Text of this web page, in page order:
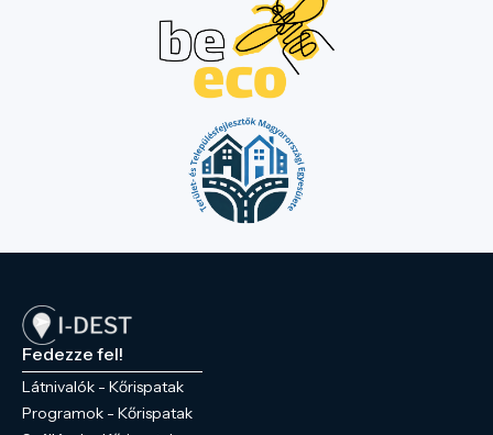
Fedezze fel!
Látnivalók - Kőrispatak
Programok - Kőrispatak